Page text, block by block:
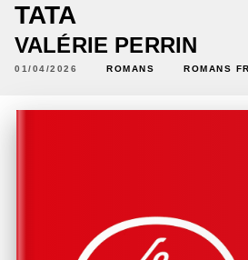
TATA
VALÉRIE PERRIN
01/04/2026 ROMANS ROMANS